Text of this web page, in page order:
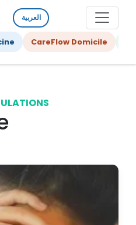
العربية
CareFlow Domicile